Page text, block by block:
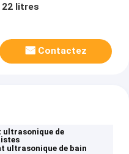
litres
Contactez
ultrasonique de
ultrasonique de bain